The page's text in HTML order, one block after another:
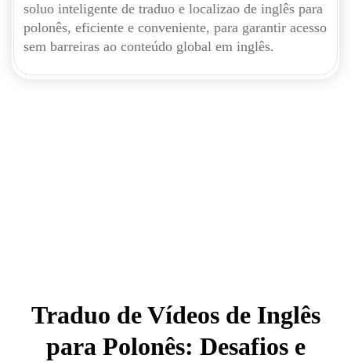
soluo inteligente de traduo e localizao de inglês para
polonês, eficiente e conveniente, para garantir acesso
sem barreiras ao conteúdo global em inglês.
Traduo de Vídeos de Inglês
para Polonês: Desafios e